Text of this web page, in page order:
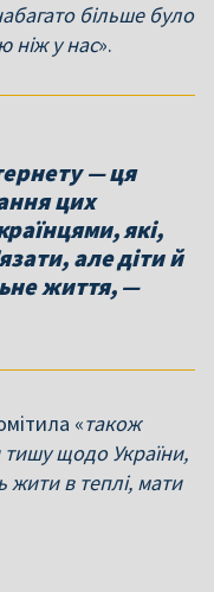
більше було
ніж у нас».
— ця
цих
які,
але діти й
життя, —
«також
тишу щодо України,
в теплі, мати